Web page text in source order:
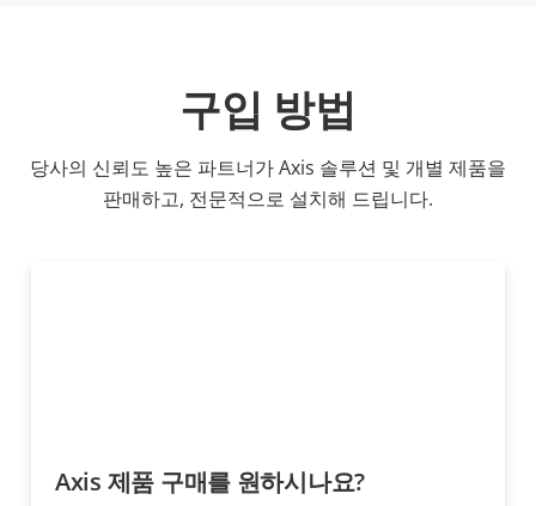
구입 방법
당사의 신뢰도 높은 파트너가 Axis 솔루션 및 개별 제품을
판매하고, 전문적으로 설치해 드립니다.
Axis 제품 구매를 원하시나요?